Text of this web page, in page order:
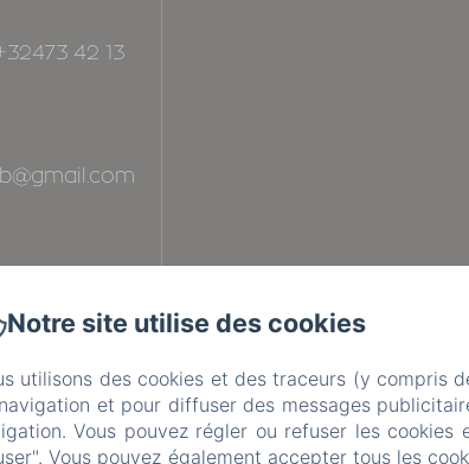
42 13
Notre site utilise des cookies
utilisons des cookies et des traceurs (y compris
et pour diffuser des messages
Vous pouvez régler ou refuser les
Vous pouvez également accepter tous les